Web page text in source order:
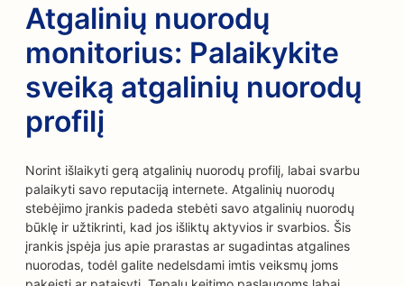
Atgalinių nuorodų
monitorius: Palaikykite
sveiką atgalinių nuorodų
profilį
Norint išlaikyti gerą atgalinių nuorodų profilį, labai svarbu
palaikyti savo reputaciją internete. Atgalinių nuorodų
stebėjimo įrankis padeda stebėti savo atgalinių nuorodų
būklę ir užtikrinti, kad jos išliktų aktyvios ir svarbios. Šis
įrankis įspėja jus apie prarastas ar sugadintas atgalines
nuorodas, todėl galite nedelsdami imtis veiksmų joms